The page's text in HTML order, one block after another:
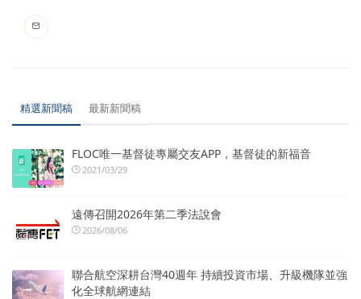
精選新聞稿 最新新聞稿
FLOC唯一基督徒專屬交友APP，基督徒的新福音
2021/03/29
遠傳召開2026年第二季法說會
2026/08/06
聯合航空深耕台灣40週年 持續投資市場、升級機隊並強
化全球航網連結